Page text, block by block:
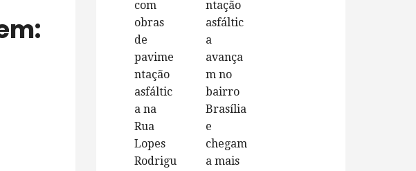
com
obras
de
pavime
ntação
asfáltic
a na
Rua
Lopes
Rodrigu
ntação
asfáltic
a
avança
m no
bairro
Brasília
e
chegam
a mais